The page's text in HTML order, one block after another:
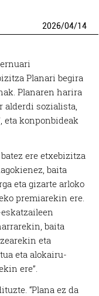
2026/04/14
Planari begira
Planaren harira
alderdi sozialista,
eta konponbideak
ere etxebizitza
baita
eta gizarte arloko
premiarekin ere.
baita
eta
eta alokairu-
ere”.
“Plana ez da